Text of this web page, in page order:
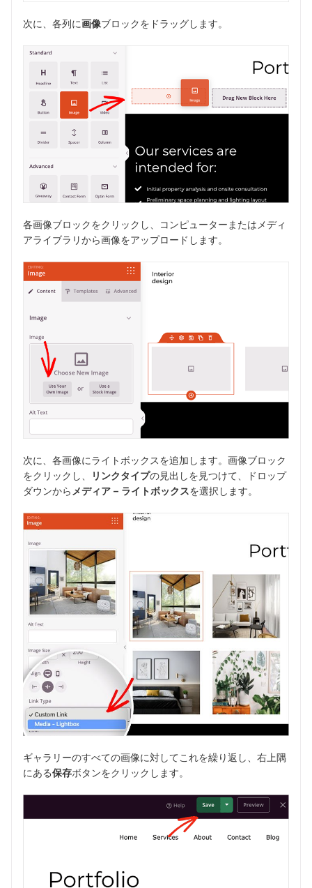
次に、各列に画像ブロックをドラッグします。
各画像ブロックをクリックし、コンピューターまたはメディ
アライブラリから画像をアップロードします。
次に、各画像にライトボックスを追加します。画像ブロック
をクリックし、
リンクタイプの見出しを見つけて、ドロップ
ダウンから メディア – ライトボックスを選択します。
ギャラリーのすべての画像に対してこれを繰り返し、右上隅
にある保存ボタンをクリックします。